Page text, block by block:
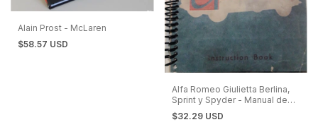
Alain Prost - McLaren
$58.57 USD
Alfa Romeo Giulietta Berlina,
Sprint y Spyder - Manual de
Instrucciones 1961
$32.29 USD